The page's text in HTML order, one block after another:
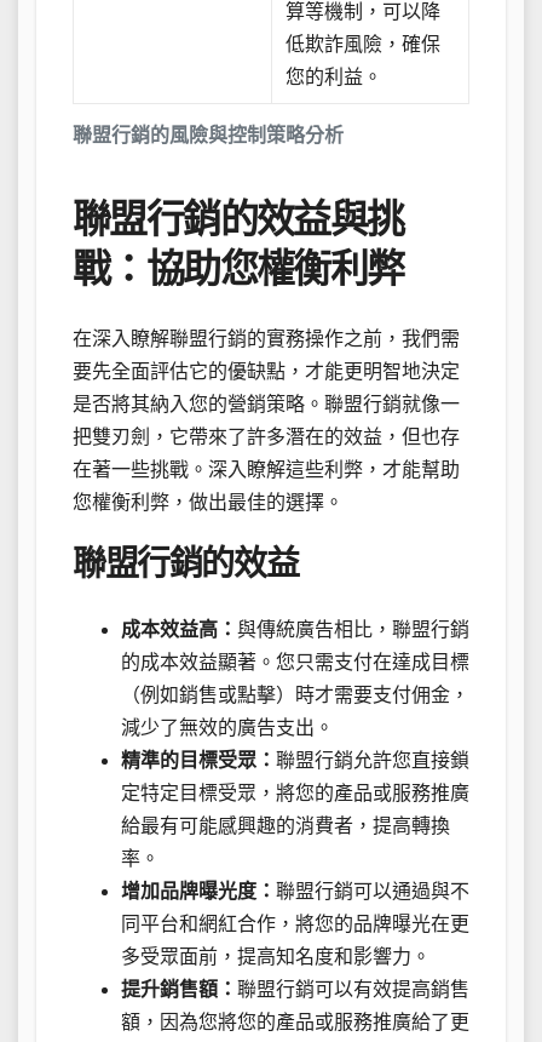
聯盟行銷的風險與控制策略分析
算等機制，可以降
低欺詐風險，確保
您的利益。
聯盟行銷的效益與挑
戰：協助您權衡利弊
在深入瞭解聯盟行銷的實務操作之前，我們需
要先全面評估它的優缺點，才能更明智地決定
是否將其納入您的營銷策略。聯盟行銷就像一
把雙刃劍，它帶來了許多潛在的效益，但也存
在著一些挑戰。深入瞭解這些利弊，才能幫助
您權衡利弊，做出最佳的選擇。
聯盟行銷的效益
成本效益高： 與傳統廣告相比，聯盟行銷
的成本效益顯著。您只需支付在達成目標
（例如銷售或點擊）時才需要支付佣金，
減少了無效的廣告支出。
精準的目標受眾： 聯盟行銷允許您直接鎖
定特定目標受眾，將您的產品或服務推廣
給最有可能感興趣的消費者，提高轉換
率。
增加品牌曝光度： 聯盟行銷可以通過與不
同平台和網紅合作，將您的品牌曝光在更
多受眾面前，提高知名度和影響力。
提升銷售額： 聯盟行銷可以有效提高銷售
額，因為您將您的產品或服務推廣給了更